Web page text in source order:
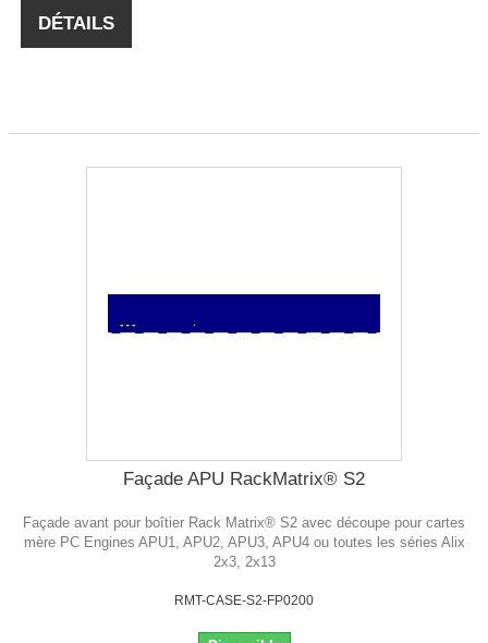
DÉTAILS
Façade APU RackMatrix® S2
Façade avant pour boîtier Rack Matrix® S2 avec découpe pour cartes
mère PC Engines APU1, APU2, APU3, APU4 ou toutes les séries Alix
2x3, 2x13
RMT-CASE-S2-FP0200